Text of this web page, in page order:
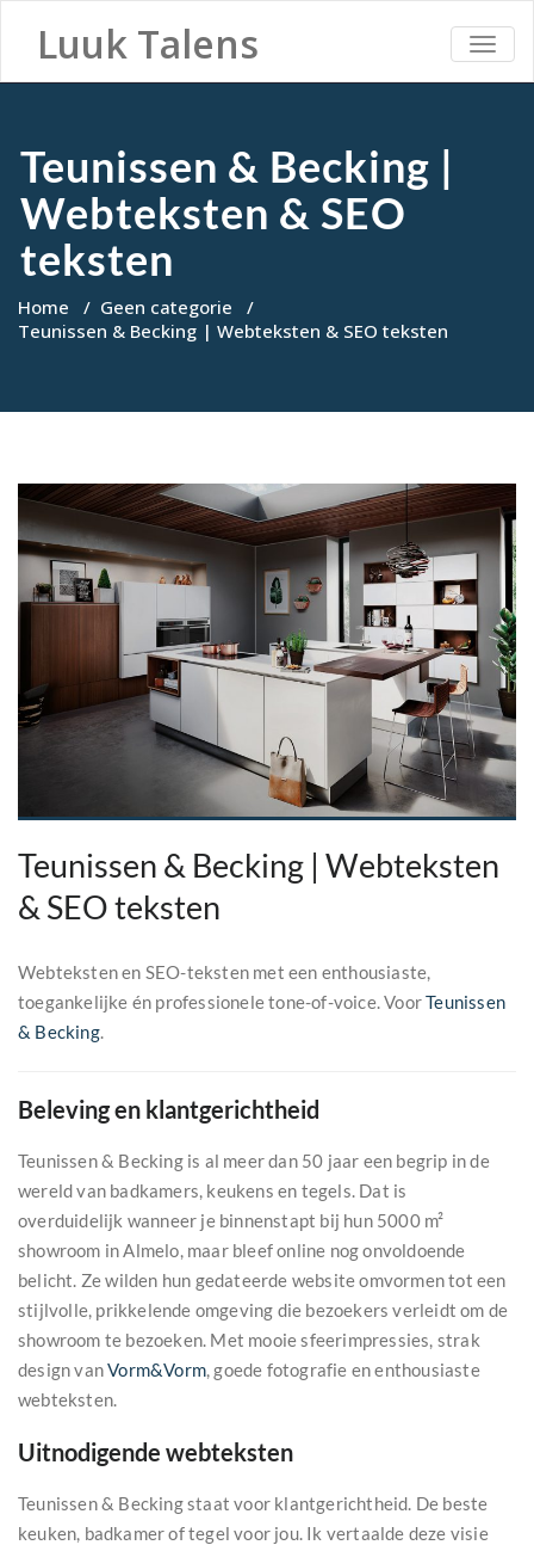
Luuk Talens
Teunissen & Becking |
Webteksten & SEO
teksten
Home / Geen categorie /
Teunissen & Becking | Webteksten & SEO teksten
Teunissen & Becking | Webteksten
& SEO teksten
Webteksten en SEO-teksten met een enthousiaste,
toegankelijke én professionele tone-of-voice. VoorTeunissen
& Becking.
Beleving en klantgerichtheid
Teunissen & Becking is al meer dan 50 jaar een begrip in de
wereld van badkamers, keukens en tegels. Dat is
overduidelijk wanneer je binnenstapt bij hun 5000 m²
showroom in Almelo, maar bleef online nog onvoldoende
belicht. Ze wilden hun gedateerde website omvormen tot een
stijlvolle, prikkelende omgeving die bezoekers verleidt om de
showroom te bezoeken. Met mooie sfeerimpressies, strak
design vanVorm&Vorm, goede fotografie en enthousiaste
webteksten.
Uitnodigende webteksten
Teunissen & Becking staat voor klantgerichtheid. De beste
keuken, badkamer of tegel voor jou. Ik vertaalde deze visie